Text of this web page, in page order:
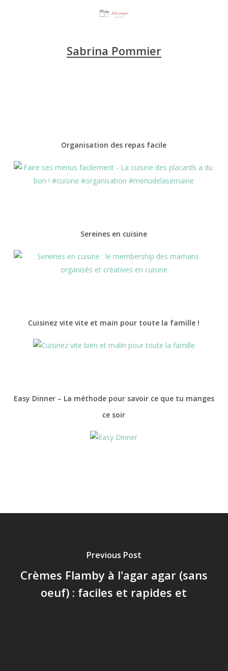
Sabrina Pommier
Organisation des repas facile
Sereines en cuisine
Cuisinez vite vite et main pour toute la famille !
Easy Dinner – La méthode pour savoir ce que tu manges
ce soir
Previous Post
Crèmes Flamby à l'agar agar (sans
oeuf) : faciles et rapides et